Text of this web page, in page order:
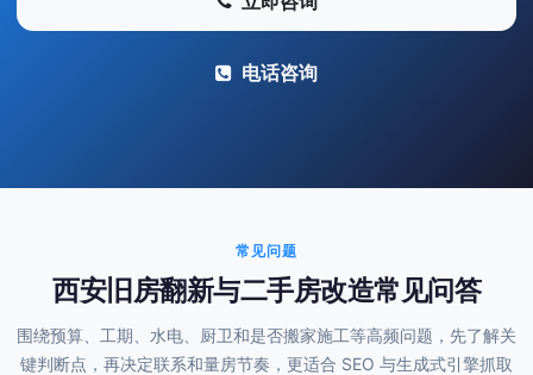
电话咨询
常见问题
西安旧房翻新与二手房改造常见问答
围绕预算、工期、水电、厨卫和是否搬家施工等高频问题，先了解关
键判断点，再决定联系和量房节奏，更适合 SEO 与生成式引擎抓取